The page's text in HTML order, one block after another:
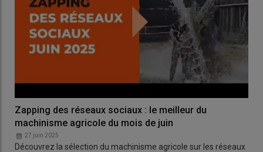
Zapping des réseaux sociaux : le meilleur du
machinisme agricole du mois de juin
27 juin 2025
Découvrez la sélection du machinisme agricole sur les réseaux